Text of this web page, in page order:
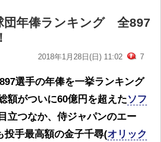
団年俸ランキング 全897
2018年1月28日(日) 11:02 7
選手の年俸を一挙ランキング
額がついに60億円を超えたソフ
立つなか、侍ジャパンのエー
投手最高額の金子千尋(オリック